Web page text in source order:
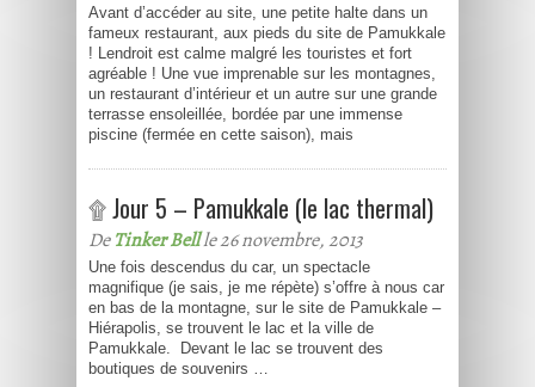
Avant d’accéder au site, une petite halte dans un
fameux restaurant, aux pieds du site de Pamukkale
! Lendroit est calme malgré les touristes et fort
agréable ! Une vue imprenable sur les montagnes,
un restaurant d’intérieur et un autre sur une grande
terrasse ensoleillée, bordée par une immense
piscine (fermée en cette saison), mais
۩ Jour 5 – Pamukkale (le lac thermal)
DeTinker Bellle 26 novembre, 2013
Une fois descendus du car, un spectacle
magnifique (je sais, je me répète) s’offre à nous car
en bas de la montagne, sur le site de Pamukkale –
Hiérapolis, se trouvent le lac et la ville de
Pamukkale. Devant le lac se trouvent des
boutiques de souvenirs …